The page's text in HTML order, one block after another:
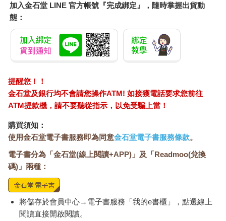
加入金石堂 LINE 官方帳號『完成綁定』，隨時掌握出貨動
態：
提醒您！！
金石堂及銀行均不會請您操作ATM! 如接獲電話要求您前往
ATM提款機，請不要聽從指示，以免受騙上當！
購買須知：
使用金石堂電子書服務即為同意金石堂電子書服務條款。
電子書分為「金石堂(線上閱讀+APP)」及「Readmoo(兌換
碼)」兩種：
將儲存於會員中心→電子書服務「我的e書櫃」，點選線上
閱讀直接開啟閱讀。